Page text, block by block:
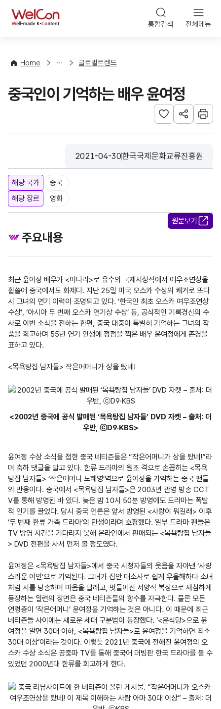
WelCon 통합검색 전체메뉴
Home
향
계
글로벌트렌드
중국인이 기억하는 배우 윤여정
관심사 등록하기
URL 공유하
인쇄
등록일
2021-04-30
수집기관
한국국제문화교류진흥원
해당 국가
중국
해당 장르
영화
원문보기
주요내용
최근 윤여정 배우가 <미나리>로 유수의 국제시상식에서 여우조연상을
휩쓸어 중국에서도 화제다. 지난 25일 미국 오스카 수상의 쾌거로 또다
시 그녀의 연기 이력이 조명되고 있다. ‘한국인 최초 오스카 여우조연상
수상’, ‘아시아 두 번째 오스카 연기상 수상’ 등, 공식적인 기록경신의 수
사로 이번 소식을 전하는 한편, 중국 대중이 특별히 기억하는 그녀의 작
품을 회고하며 55년 연기 인생에 정점을 찍은 배우 윤여정에게 존경을
표하고 있다.
<목욕탕집 남자들> 작은어머니가 상을 탔네!
<2002년 중국에 공식 발매된 ‘목욕탕집 남자들’ DVD 자켓 – 출처: 더
우반, ⓒD9·KBS>
윤여정 수상 소식을 접한 중국 네티즌들은 “작은어머니가 상을 탔네!”라
며 축하 댓글을 달고 있다. 한류 드라마의 원조 격으로 손꼽히는 <목욕
탕집 남자들> ‘작은어머니 노혜영’역으로 윤여정을 기억하는 중국 팬들
의 반응이다. 중국에서 <목욕탕집 남자들>은 2003년 관영 방송 CCT
V를 통해 방영된 바 있다. 늦은 밤 10시 50분 방영에도 드라마는 폭발
적 인기를 끌었다. 당시 중국 언론은 앞서 방영된 <사랑이 뭐길래> 이후
‘두 번째 한류 가족 드라마’의 탄생이라며 호평했다. 일부 드라마 팬들은
TV 방영 시간을 기다리지 못해 온라인에서 판매되는 <목욕탕집 남자들
> DVD 전편을 사서 먼저 볼 정도였다.
윤여정은 <목욕탕집 남자들>에서 중국 시청자들의 웃음을 자아낸 ‘사랑
스러운 여인’으로 기억된다. 그녀가 집안 대소사로 쉽게 우울해하다 소녀
처럼 시를 낭송하며 마음을 달래고, 멋들어진 서양식 복장으로 새침하게
등장하는 일련의 장면은 중국 네티즌들의 향수를 자극한다. 물론 모든
연령층이 ‘작은어머니’ 윤여정을 기억하는 것은 아니다. 이 때문에 최근
네티즌들 사이에는 새로운 세대 구분법이 등장했다. ‘<윤식당>으로 윤
여정을 알면 30대 이하, <목욕탕집 남자들>로 윤여정을 기억하면 최소
30대 이상’이라는 것이다. 이렇듯 2021년 중국에 전해진 윤여정의 오
스카 수상 소식은 공중파 TV를 통해 중국어 더빙판 한국 드라마를 볼 수
있었던 2000년대 한류를 회고하게 한다.